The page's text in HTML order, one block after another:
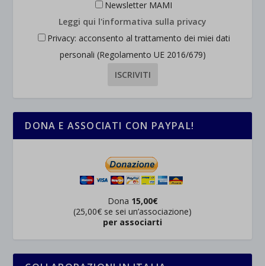
Newsletter MAMI
Leggi qui l'informativa sulla privacy
Privacy: acconsento al trattamento dei miei dati
personali (Regolamento UE 2016/679)
DONA E ASSOCIATI CON PAYPAL!
Dona 15,00€
(25,00€ se sei un’associazione)
per associarti